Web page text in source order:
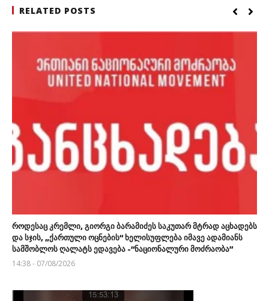
RELATED POSTS
როდესაც კრემლი, გიორგი ბარამიძეს საკუთარ მტრად აცხადებს
და სჯის, „ქართული ოცნების“ ხელისუფლება იმავე ადამიანს
სამშობლოს ღალატს ედავება -“ნაციონალური მოძრაობა”
14:38 - 07/08/2026